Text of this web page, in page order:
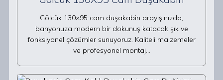
Gölcük 130×95 cam duşakabin arayışınızda,
banyonuza modern bir dokunuş katacak şık ve
fonksiyonel çözümler sunuyoruz. Kaliteli malzemeler
ve profesyonel montaj…